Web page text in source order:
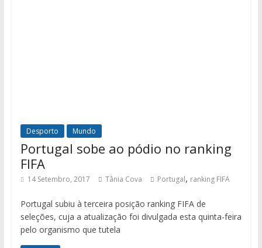
Desporto Mundo
Portugal sobe ao pódio no ranking
FIFA
14 Setembro, 2017 Tânia Cova Portugal, ranking FIFA
Portugal subiu à terceira posição ranking FIFA de
seleções, cuja a atualização foi divulgada esta quinta-feira
pelo organismo que tutela